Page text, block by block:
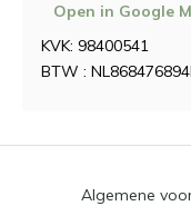
Open in Google
KVK: 98400541
BTW :
Algemene